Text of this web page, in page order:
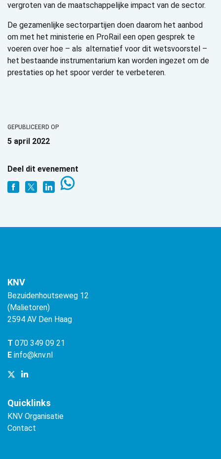
vergroten van de maatschappelijke impact van de sector.
De gezamenlijke sectorpartijen doen daarom het aanbod
om met het ministerie en ProRail een open gesprek te
voeren over hoe – als alternatief voor dit wetsvoorstel –
het bestaande instrumentarium kan worden ingezet om de
prestaties op het spoor verder te verbeteren.
GEPUBLICEERD OP
5 april 2022
Deel dit evenement
KNV
Bezuidenhoutseweg 12
(Malietoren)
2594 AV Den Haag
T 070 349 09 21
E info@knv.nl
Quicklinks
KNV Organisatie
Contact